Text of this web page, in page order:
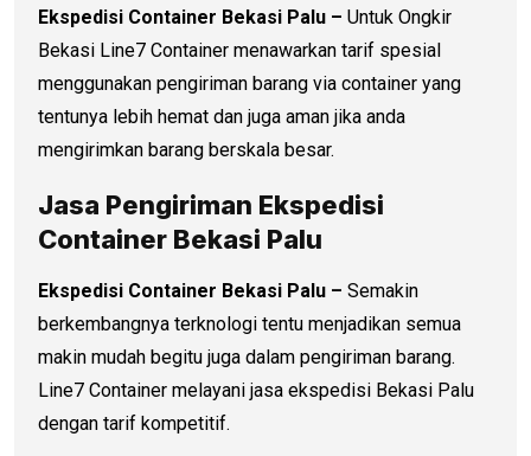
Ekspedisi Container Bekasi Palu – Untuk Ongkir
Bekasi Line7 Container menawarkan tarif spesial
menggunakan pengiriman barang via container yang
tentunya lebih hemat dan juga aman jika anda
mengirimkan barang berskala besar.
Jasa Pengiriman Ekspedisi
Container Bekasi Palu
Ekspedisi Container Bekasi Palu – Semakin
berkembangnya terknologi tentu menjadikan semua
makin mudah begitu juga dalam pengiriman barang.
Line7 Container melayani jasa ekspedisi Bekasi Palu
dengan tarif kompetitif.